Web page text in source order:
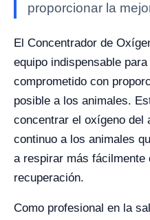
proporcionar la
El Concentrador de
equipo indispensable
comprometido con
posible a los animales.
concentrar el oxígeno del
continuo a los animales
a respirar más fácilmente
recuperación.
Como profesional en la